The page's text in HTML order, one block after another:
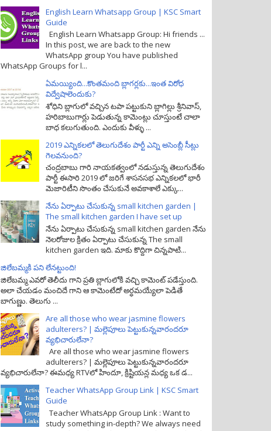
English Learn Whatsapp Group | KSC Smart
Guide
English Learn Whatsapp Group: Hi friends ...
In this post, we are back to the new
WhatsApp group You have published
WhatsApp Groups for l...
ఏమయ్యింది...కొంతమంది బ్లాగర్లకు...ఇంత విరోధ
విద్వేషాలెందుకు?
శోధిని బ్లాగులో వచ్చిన టపా పట్టుకుని బ్లాగిల్లు శ్రీనివాస్,
హరిబాబుగార్లు పెడుతున్న కామెంట్లు చూస్తుంటే చాలా
బాధ కలుగుతుంది. ఎందుకు వీళ్ళు ...
2019 ఎన్నికలలో తెలుగుదేశం పార్టీ ఎన్ని అసెంబ్లీ సీట్లు
గెలవనుంది?
చంద్రబాబు గారి నాయకత్వంలో నడుస్తున్న తెలుగుదేశం
పార్టీ ఈసారి 2019 లో జరిగే శాసనసభ ఎన్నికలలో భారీ
మెజారిటీని సొంతం చేసుకునే అవకాశాలే ఎక్కు...
నేను ఏర్పాటు చేసుకున్న small kitchen garden |
The small kitchen garden I have set up
నేను ఏర్పాటు చేసుకున్న small kitchen garden నేను
నెలరోజుల క్రితం ఏర్పాటు చేసుకున్న The small
kitchen garden ఇది. మాకు కొద్దిగా చిన్నపాటి...
జిలేబమ్మకి పని లేనట్టుంది!
జిలేబమ్మ ఎవరో తెలీదు గాని ప్రతి బ్లాగులోకి వచ్చి కామెంట్ పడేస్తుంది.
అలా చేయడం మంచిదే గాని ఆ కామెంటేదో అర్ధమయ్యేలా పెడితే
బాగుణ్ణు. తెలుగు ...
Are all those who wear jasmine flowers
adulterers? | మల్లెపూలు పెట్టుకున్నవారందరూ
వ్యభిచారులేనా?
Are all those who wear jasmine flowers
adulterers? | మల్లెపూలు పెట్టుకున్నవారందరూ
వ్యభిచారులేనా? ఈమధ్య RTVలో హిందూ, క్రిష్టియన్ల మధ్య ఒక డ...
Teacher WhatsApp Group Link | KSC Smart
Guide
Teacher WhatsApp Group Link : Want to
study something in-depth? We always need